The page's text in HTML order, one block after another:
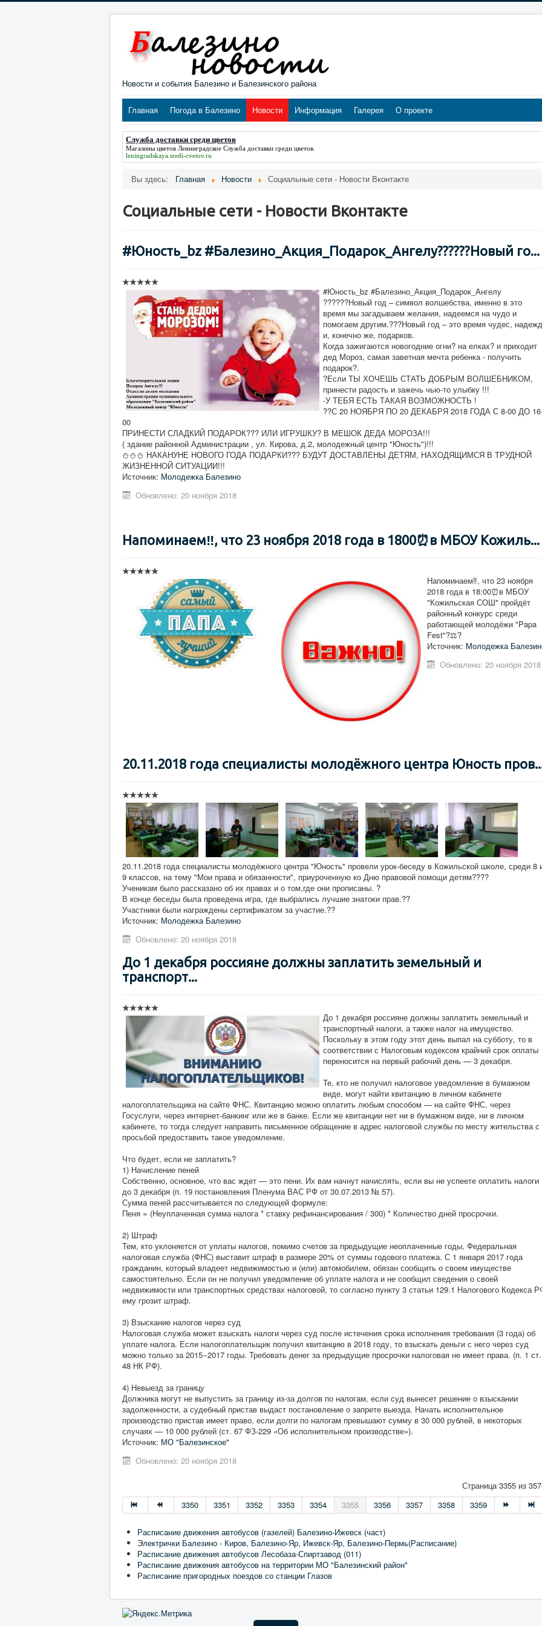
Новости и события Балезино и Балезинского района
Главная Погода в Балезино Новости Информация Галерея О проекте
Служба доставки среди цветов
Магазины цветов Ленинградское Служба доставки среди цветов
leningradskaya.sredi-cvetov.ru
Вы здесь: Главная Новости Социальные сети - Новости Вконтакте
Социальные сети - Новости Вконтакте
#Юность_bz #Балезино_Акция_Подарок_Ангелу??????Новый го...
#Юность_bz #Балезино_Акция_Подарок_Ангелу
??????Новый год – символ волшебства, именно в это
время мы загадываем желания, надеемся на чудо и
помогаем другим.???Новый год – это время чудес, надежд
и, конечно же, подарков.
Когда зажигаются новогодние огни? на елках? и приходит
дед Мороз, самая заветная мечта ребенка - получить
подарок?.
?Если ТЫ ХОЧЕШЬ СТАТЬ ДОБРЫМ ВОЛШЕБНИКОМ,
принести радость и зажечь чью-то улыбку !!!
-У ТЕБЯ ЕСТЬ ТАКАЯ ВОЗМОЖНОСТЬ !
??С 20 НОЯБРЯ ПО 20 ДЕКАБРЯ 2018 ГОДА С 8-00 ДО
00
ПРИНЕСТИ СЛАДКИЙ ПОДАРОК??? ИЛИ ИГРУШКУ? В МЕШОК ДЕДА МОРОЗА!!!
( здание районной Администрации , ул. Кирова, д.2, молодежный центр "Юность")!!!
⛄⛄⛄ НАКАНУНЕ НОВОГО ГОДА ПОДАРКИ??? БУДУТ ДОСТАВЛЕНЫ ДЕТЯМ, НАХОДЯЩИМСЯ В ТРУДНОЙ
ЖИЗНЕННОЙ СИТУАЦИИ!!!
Источник: Молодежка Балезино
Обновлено: 20 ноября 2018
Напоминаем‼️, что 23 ноября 2018 года в 1800⏰в МБОУ Кожиль...
Напоминаем‼️, что 23 ноября
2018 года в 18:00⏰в МБОУ
"Кожильская СОШ" пройдёт
районный конкурс среди
работающей молодёжи "Papa
Fest"?‍⚖️?
Источник: Молодежка
Обновлено: 20 ноября 2018
20.11.2018 года специалисты молодёжного центра Юность
20.11.2018 года специалисты молодёжного центра "Юность" провели урок-беседу в Кожильской школе, среди 8
9 классов, на тему "Мои права и обязанности", приуроченную ко Дню правовой помощи детям????
Ученикам было рассказано об их правах и о том,где они прописаны. ?
В конце беседы была проведена игра, где выбрались лучшие знатоки прав.??
Участники были награждены сертификатом за участие.??
Источник: Молодежка Балезино
Обновлено: 20 ноября 2018
До 1 декабря россияне должны заплатить земельный и
транспорт...
До 1 декабря россияне должны заплатить земельный и
транспортный налоги, а также налог на имущество.
Поскольку в этом году этот день выпал на субботу, то в
соответствии с Налоговым кодексом крайний срок оплаты
переносится на первый рабочий день — 3 декабря.
Те, кто не получил налоговое уведомление в бумажном
виде, могут найти квитанцию в личном кабинете
налогоплательщика на сайте ФНС. Квитанцию можно оплатить любым способом — на сайте ФНС, через
Госуслуги, через интернет-банкинг или же в банке. Если же квитанции нет ни в бумажном виде, ни в личном
кабинете, то тогда следует направить письменное обращение в адрес налоговой службы по месту жительства с
просьбой предоставить такое уведомление.
Что будет, если не заплатить?
1) Начисление пеней
Собственно, основное, что вас ждет — это пени. Их вам начнут начислять, если вы не успеете оплатить налоги
до 3 декабря (п. 19 постановления Пленума ВАС РФ от 30.07.2013 № 57).
Сумма пеней рассчитывается по следующей формуле:
Пеня = (Неуплаченная сумма налога * ставку рефинансирования / 300) * Количество дней просрочки.
2) Штраф
Тем, кто уклоняется от уплаты налогов, помимо счетов за предыдущие неоплаченные годы, Федеральная
налоговая служба (ФНС) выставит штраф в размере 20% от суммы годового платежа. С 1 января 2017 года
гражданин, который владеет недвижимостью и (или) автомобилем, обязан сообщить о своем имуществе
самостоятельно. Если он не получил уведомление об уплате налога и не сообщил сведения о своей
недвижимости или транспортных средствах налоговой, то согласно пункту 3 статьи 129.1 Налогового Кодекса
ему грозит штраф.
3) Взыскание налогов через суд
Налоговая служба может взыскать налоги через суд после истечения срока исполнения требования (3 года) об
уплате налога. Если налогоплательщик получил квитанцию в 2018 году, то взыскать деньги с него через суд
можно только за 2015−2017 годы. Требовать денег за предыдущие просрочки налоговая не имеет права. (п. 1 ст.
48 НК РФ).
4) Невыезд за границу
Должника могут не выпустить за границу из-за долгов по налогам, если суд вынесет решение о взыскании
задолженности, а судебный пристав выдаст постановление о запрете выезда. Начать исполнительное
производство пристав имеет право, если долги по налогам превышают сумму в 30 000 рублей, в некоторых
случаях — 10 000 рублей (ст. 67 ФЗ-229 «Об исполнительном производстве»).
Источник: МО "Балезинское"
Обновлено: 20 ноября 2018
Страница 3355 из
3350
3351 3352 3353 3354 3355 3356 3357 3358 3359
Расписание движения автобусов (газелей) Балезино-Ижевск (част)
Электрички Балезино - Киров, Балезино-Яр, Ижевск-Яр, Балезино-Пермь(Расписание)
Расписание движения автобусов Лесобаза-Спиртзавод (011)
Расписание движения автобусов на территории МО "Балезинский район"
Расписание пригородных поездов со станции Глазов